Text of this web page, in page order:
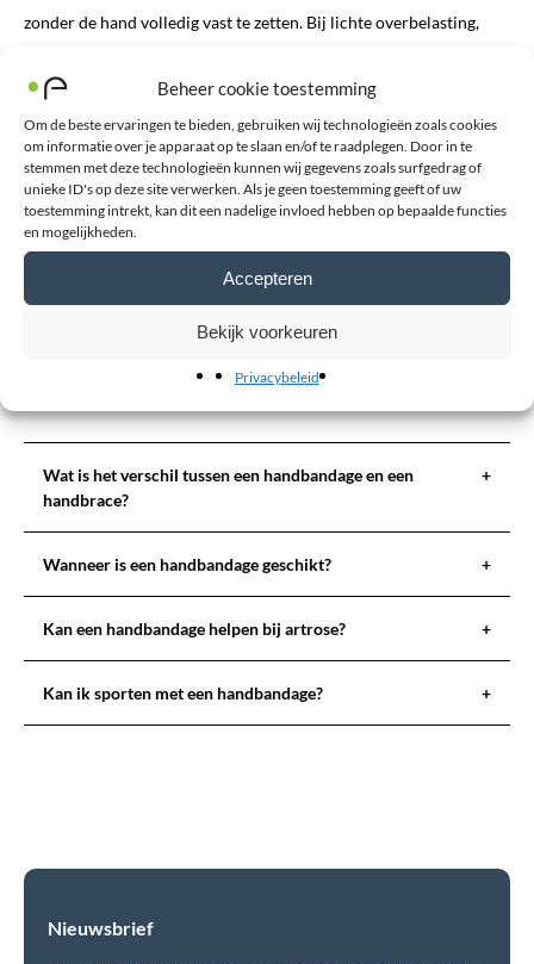
Beheer cookie toestemming
Om de beste ervaringen te bieden, gebruiken wij technologieën zoals cookies
om informatie over je apparaat op te slaan en/of te raadplegen. Door in te
stemmen met deze technologieën kunnen wij gegevens zoals surfgedrag of
unieke ID's op deze site verwerken. Als je geen toestemming geeft of uw
toestemming intrekt, kan dit een nadelige invloed hebben op bepaalde functies
en mogelijkheden.
Accepteren
Bekijk voorkeuren
Privacybeleid
zonder de hand volledig vast te zetten. Bij lichte overbelasting,
voldoende stabiliteit bieden terwijl u uw dagelijkse activiteiten
blijft uitvoeren.
Bij ernstigere instabiliteit, een breuk of een blessure waarbij de
hand zoveel mogelijk moet worden geïmmobiliseerd, is een
handbrace vaak een betere keuze. Twijfelt u welk hulpmiddel het
meest geschikt is? Dan adviseren wij u graag.
Veelgestelde vragen over handbandages
Wat is het verschil tussen een handbandage en een
handbrace?
+
Wanneer is een handbandage geschikt? +
Kan een handbandage helpen bij artrose? +
Kan ik sporten met een handbandage? +
Nieuwsbrief